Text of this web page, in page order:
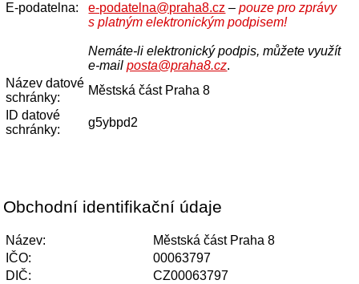
E-podatelna:
e-podatelna@praha8.cz –pouze pro zprávy
s platným elektronickým podpisem!
Nemáte-li elektronický podpis, můžete využít
e-mailposta@praha8.cz.
Název datové
schránky:
Městská část Praha 8
ID datové
schránky:
g5ybpd2
Obchodní identifikační údaje
Název:
Městská část Praha 8
IČO:
00063797
DIČ:
CZ00063797